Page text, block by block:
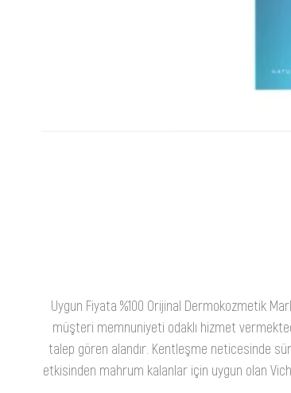
Uygun Fiyata %100 Orijinal Dermokozmetik
müşteri memnuniyeti odaklı hizmet
talep gören alandır. Kentleşme neticesinde
etkisinden mahrum kalanlar için uygun olan